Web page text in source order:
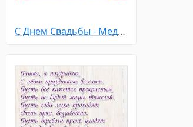
С Днем Свадьбы - Медная 7 лет